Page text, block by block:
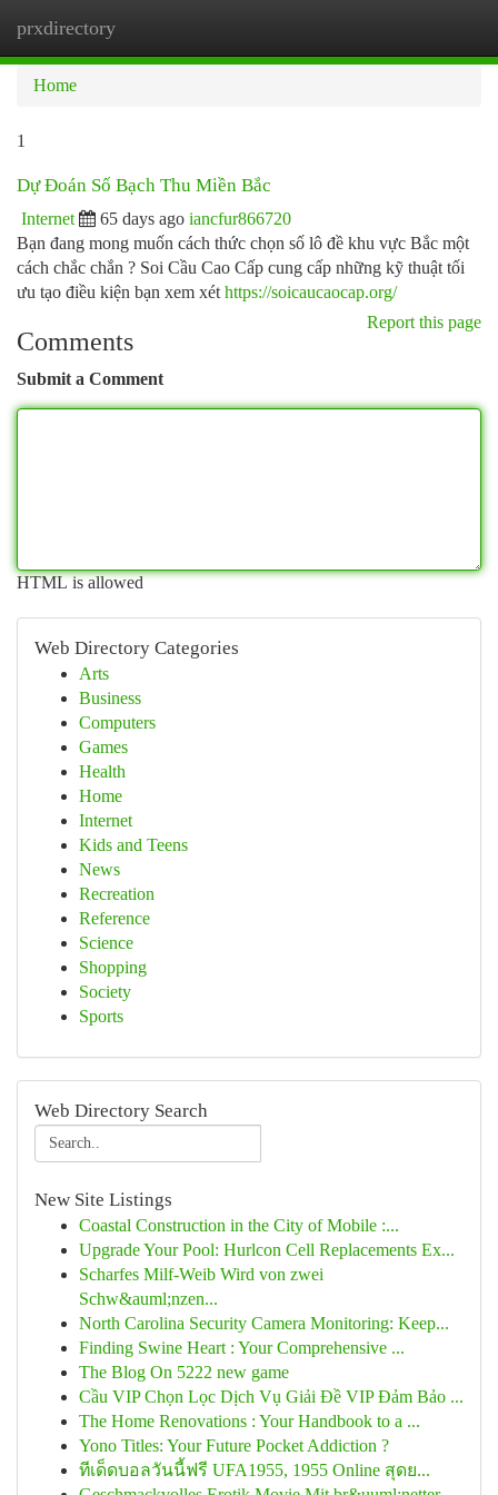
prxdirectory
Home
1
Dự Đoán Số Bạch Thu Miền Bắc
Internet 65 days ago iancfur866720
Bạn đang mong muốn cách thức chọn số lô đề khu vực Bắc một
cách chắc chắn ? Soi Cầu Cao Cấp cung cấp những kỹ thuật tối
ưu tạo điều kiện bạn xem xét https://soicaucaocap.org/
Report this page
Comments
Submit a Comment
HTML is allowed
Web Directory Categories
Arts
Business
Computers
Games
Health
Home
Internet
Kids and Teens
News
Recreation
Reference
Science
Shopping
Society
Sports
Web Directory Search
New Site Listings
Coastal Construction in the City of Mobile :...
Upgrade Your Pool: Hurlcon Cell Replacements Ex...
Scharfes Milf-Weib Wird von zwei
Schw&auml;nzen...
North Carolina Security Camera Monitoring: Keep...
Finding Swine Heart : Your Comprehensive ...
The Blog On 5222 new game
Cầu VIP Chọn Lọc Dịch Vụ Giải Đề VIP Đảm Bảo ...
The Home Renovations : Your Handbook to a ...
Yono Titles: Your Future Pocket Addiction ?
ทีเด็ดบอลวันนี้ฟรี UFA1955, 1955 Online สุดย...